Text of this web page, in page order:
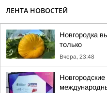
ЛЕНТА НОВОСТЕЙ
Новгородка
только
Вчера, 23:48